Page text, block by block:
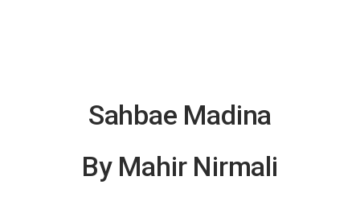
Sahbae Madina
By Mahir Nirmali